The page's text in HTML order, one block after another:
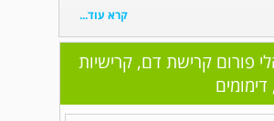
קרא עוד...
פורום קרישת דם, קרישיות
דימומים